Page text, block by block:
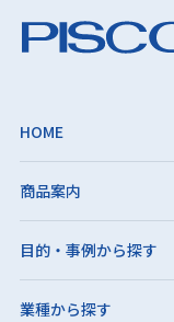
HOME
商品案内
目的・事例から探す
業種から探す